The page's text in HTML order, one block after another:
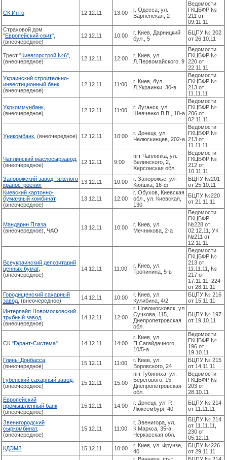
СК Инто 12.12.11 13:00
г. Одесса, ул.
Варненская, 2
Ведомости
ГКЦБФР №
211 от
09.11.11
Страховой дом
"Европейский свит",
(внеочередное)
12.12.11 10:00
г. Киев, Дарницкий
бул., 5
БЦПУ № 202
от 26.10.11
Трест "Киевгорстрой №6",
(внеочередное)
12.12.11 12:00
г. Киев, ул.
Л.Первомайского, 9
Ведомости
ГКЦБФР №
220 от
22.11.11
Украинский строительно-
инвестиционный банк
(внеочередное)
12.12.11 11:00
г. Киев, бул.
Л.Украинки, 30-в
Ведомости
ГКЦБФР №
213 от
11.11.11
Укркоммунбанк
(внеочередное)
12.12.11 11:00
г. Луганск, ул.
Шевченко В.В., 18-а
Ведомости
ГКЦБФР №
206 от
02.11.11
Уникомбанк , (внеочередное) 12.12.11 10:00
г. Донецк, ул.
Челюскинцев, 202-а
Ведомости
ГКЦБФР №
213 от
11.11.11
Чаплинский маслосырзавод
(внеочередное)
12.12.11 9:00
пгт Чаплинка, ул.
Белинского, 2,
Херсонская обл.
Ведомости
ГКЦБФР №
212 от
10.11.11
Запорожский завод тяжелого
краностроения
13.12.11 10:00
г. Запорожье, ул.
Кияшка, 16-ф
БЦПУ №201
от 25.10.11
Киевский картонно-
бумажный комбинат
(внеочередное)
13.12.11 12:00
г. Обухов, Киевская
обл., ул. Киевская,
130
БЦПУ №220
от 21.11.11
Мандарин Плаза
(внеочередное), ЧАО
13.12.11 10:00
г. Киев, ул.
Мечникова, 2-а
Ведомости
ГКЦБФР
№228 от
02.12.11, УК
№211 от
12.11.11
Всеукраинский депозитарий
ценных бумаг,
(внеочередное)
14.12.11 11:00
г. Киев, ул.
Тропинина, 5-в
Ведомости
ГКЦБФР №
213 от
11.11.11, №
217 от
17.11.11, 224
от 28.11.11
Городищенский сахарный
завод , (внеочередное) 14.12.11 10:00
г. Киев, ул.
Кулибина, 4/2
БЦПУ № 216
от 15.11.11
Интерпайп Новомосковский
трубный завод
(внеочередное)
14.12.11 12:00
г. Новомосковск, ул
Сучкова, 115,
Днепропетровская
обл.
БЦПУ № 197
от 19.10.11
СК "Гарант-Система" 14.12.11 14:00
г. Киев, ул.
П.Сагайдачного,
10/5-а
Ведомости
ГКЦБФР №
196 от
19.10.11
Глины Донбасса
(внеочередное)
15.12.11 11:00
г. Киев, ул.
Воровского, 24
БЦПУ № 215
от 14.11.11
Губенский сахарный завод
(внеочередное)
15.12.11 15:00
пгт Губиниха, ул.
Берегового, 15,
Днепропетровская
обл.
Ведомости
ГКЦБФР №
203 от
28.10.11
Европейский
промышленный банк
(внеочередное)
15.12.11 14:00
г. Донецк, ул. Р.
Люксембург, 40
БЦПУ № 214
от 11.11.11
Звенигородский
сыркомбинат,
(внеочередное)
15.12.11 11:00
г. Звенигора, ул.
К.Маркса, 35-а,
Черкасская обл.
БЦПУ № 214
от 11.11.11,
230 от
05.12.11
КДЭМЗ
15.12.11 10:00
г. Киев, ул. Фрунзе,
40
БЦПУ №226
от 29.11.11